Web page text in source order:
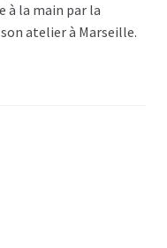
à la main par la
atelier à Marseille.